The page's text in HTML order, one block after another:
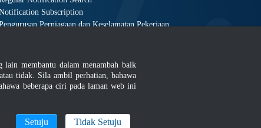
Subscription
Perniagaan dan Keselamatan Pekerjaan
lain membantu dalam menambah baik
tidak. Sila ambil perhatian, bahawa
beberapa ciri pada laman web ini
Setuju Tidak Setuju